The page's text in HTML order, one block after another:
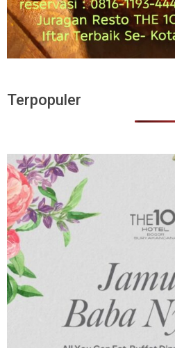
Terpopuler